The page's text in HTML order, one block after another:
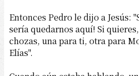
Entonces Pedro le dijo a Jesús:
sería quedarnos aquí! Si
chozas, una para ti, otra para
Elías".